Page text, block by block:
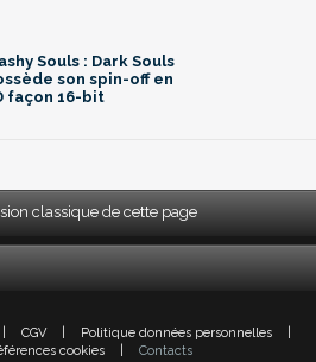
Souls : Dark Souls
son spin-off en
façon 16-bit
classique de cette page
CGV Politique données personnelles
cookies Contacts